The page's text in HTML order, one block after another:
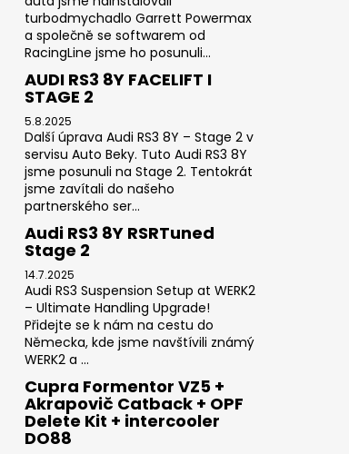
turbodmychadlo Garrett Powermax
a společně se softwarem od
RacingLine jsme ho posunuli...
AUDI RS3 8Y FACELIFT I
STAGE 2
5.8.2025
Další úprava Audi RS3 8Y – Stage 2 v
servisu Auto Beky. Tuto Audi RS3 8Y
jsme posunuli na Stage 2. Tentokrát
jsme zavítali do našeho
partnerského ser...
Audi RS3 8Y RSRTuned
Stage 2
14.7.2025
Audi RS3 Suspension Setup at WERK2
– Ultimate Handling Upgrade!
Přidejte se k nám na cestu do
Německa, kde jsme navštívili známý
WERK2 a ...
Cupra Formentor VZ5 +
Akrapovič Catback + OPF
Delete Kit + intercooler
DO88